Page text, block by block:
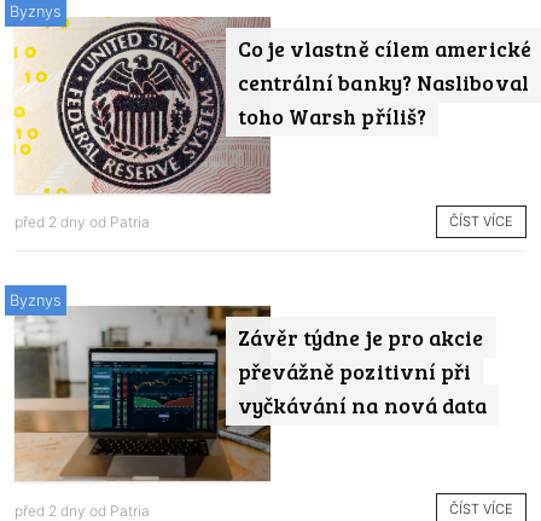
Co je vlastně cílem americké
centrální banky? Nasliboval
toho Warsh příliš?
Byznys
před 2 dny od Patria ČÍST VÍCE
Závěr týdne je pro akcie
převážně pozitivní při
vyčkávání na nová data
Byznys
před 2 dny od Patria ČÍST VÍCE